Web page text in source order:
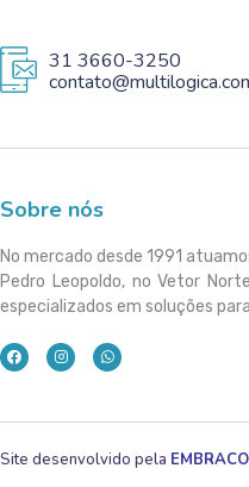
31 3660-3250
Sobre nós
No mercado desde 1991
Pedro Leopoldo, no Vetor
especializados em soluções
Site desenvolvido pela